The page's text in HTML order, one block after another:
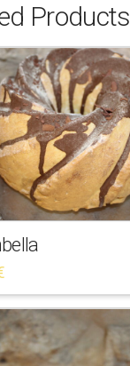
Products